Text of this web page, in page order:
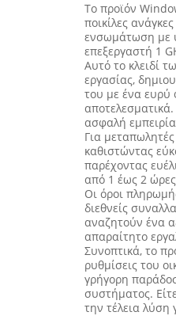
Το προϊόν
ποικίλες
ενσωμάτωση με
επεξεργαστή 1
Αυτό το κλειδί
εργασίας,
του με ένα ευρύ
ασφαλή
Για
καθιστώντας
παρέχοντας
από 1 έως 2
Οι όροι
διεθνείς
αναζητούν ένα
απαραίτητο
Συνοπτικά, το
ρυθμίσεις του
γρήγορη
συστήματος.
την τέλεια λύση